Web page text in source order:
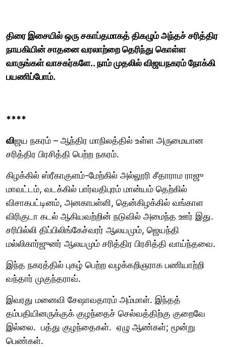
திரை இசையில் ஒரு சகாப்தமாகத் திகழும் அந்தச் சரித்திர
நாயகியின் சாதனை வரலாற்றை தெரிந்து கொள்ள
வாருங்கள் வாசகர்களே.. நாம் முதலில் விஜயநகரம் நோக்கி
பயணிப்போம்.
****
விஜய நகரம் – ஆந்திர மாநிலத்தில் உள்ள அருமையான
சரித்திர பிரசித்தி பெற்ற நகரம்.
கிழக்கில் ஸ்ரீகாகுளம்-மேற்கில் அல்லூரி சீதாராம ராஜு
மாவட்டம், வடக்கில் பார்வதிபுரம் மான்யம் தெற்கில்
விசாகபட்டினம், அனகாபள்ளி, தென்கிழக்கில் வங்காள
விரிகுடா கடல் ஆகியவற்றின் நடுவில் அமைந்த ஊர் இது.
சரிபில்லி திப்பிலிங்கேச்வரர் ஆலயமும், ஜெயந்தி
மல்லிகார்ஜுனர் ஆலயமும் சரித்திர பிரசித்தி வாய்ந்தவை.
இந்த நகரத்தில் புகழ் பெற்ற வழக்கறிஞராக பணியாற்றி
வந்தார் முகுந்தராவ்.
இவரது மனைவி சேஷாவதாரம் அம்மாள். இந்தத்
தம்பதியினருக்குக் குழந்தைச் செல்வத்திற்கு குறைவே
இல்லை. பத்து குழந்தைகள். ஏழு ஆண்கள்; மூன்று
பெண்கள்.